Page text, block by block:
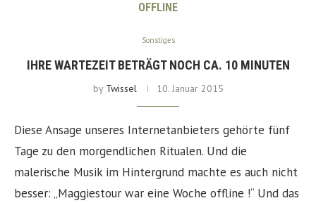
OFFLINE
Sonstiges
IHRE WARTEZEIT BETRÄGT NOCH CA. 10 MINUTEN
by Twissel 10. Januar 2015
Diese Ansage unseres Internetanbieters gehörte fünf
Tage zu den morgendlichen Ritualen. Und die
malerische Musik im Hintergrund machte es auch nicht
besser: „Maggiestour war eine Woche offline !“ Und das